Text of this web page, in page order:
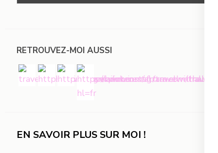
RETROUVEZ-MOI AUSSI
EN SAVOIR PLUS SUR MOI !